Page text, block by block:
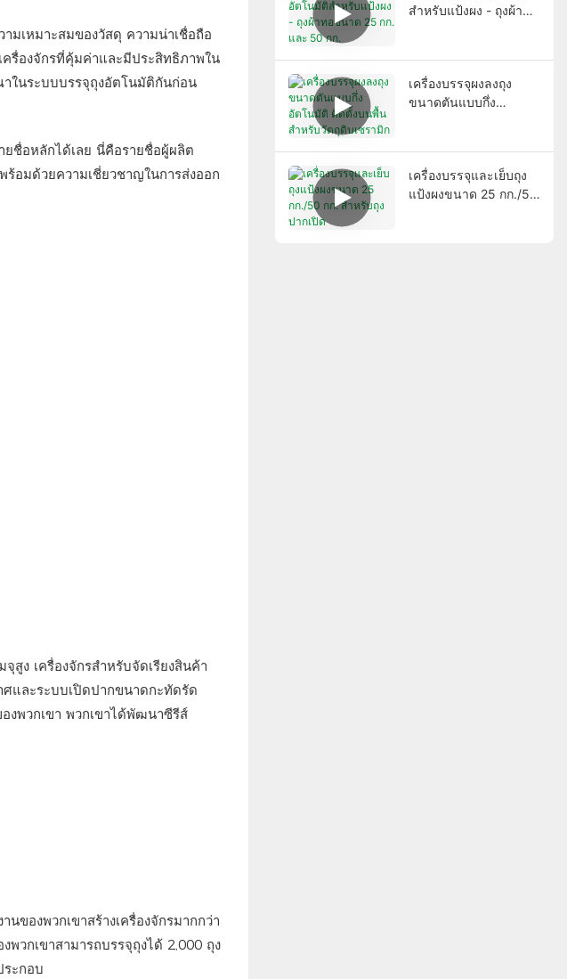
มเหมาะสมของวัสดุ ความน่าเชื่อถือ
รื่องจักรที่คุ้มค่าและมีประสิทธิภาพใน
ในระบบบรรจุถุงอัตโนมัติกันก่อน
ยชื่อหลักได้เลย นี่คือรายชื่อผู้ผลิต
ร้อมด้วยความเชี่ยวชาญในการส่งออก
สูง เครื่องจักรสำหรับจัดเรียงสินค้า
ศและระบบเปิดปากขนาดกะทัดรัด
งพวกเขา พวกเขาได้พัฒนาซีรีส์
ของพวกเขาสร้างเครื่องจักรมากกว่า
วกเขาสามารถบรรจุถุงได้ 2,000 ถุง
ระกอบ
สำหรับแป้งผง - ถุงผ้าทอ
เครื่องบรรจุผงลงถุง
ขนาดตันแบบกึ่ง
เครื่องบรรจุและเย็บถุง
แป้งผงขนาด 25 กก./50